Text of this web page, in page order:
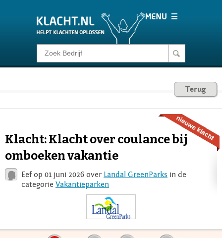
Klacht melden
Consumentenrecht
Voor Bedrijven
Login
Terug
Klacht: Klacht over coulance bij
omboeken vakantie
Eef op 01 juni 2026 over Landal GreenParks in de
categorie Vakantieparken